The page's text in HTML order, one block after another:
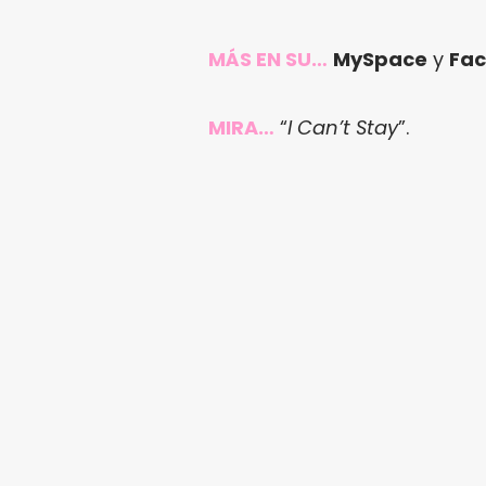
MÁS EN SU… MySpace y
MIRA… “I Can’t Stay”.